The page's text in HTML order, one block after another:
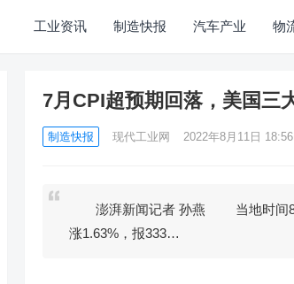
工业资讯 制造快报 汽车产业 物
7月CPI超预期回落，美国三
制造快报 现代工业网 2022年8月11日 18:56
澎湃新闻记者 孙燕 当地时间8月
涨1.63%，报333…